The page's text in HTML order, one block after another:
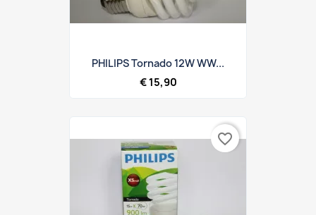
PHILIPS Tornado 12W WW...
€ 15,90
favorite_border